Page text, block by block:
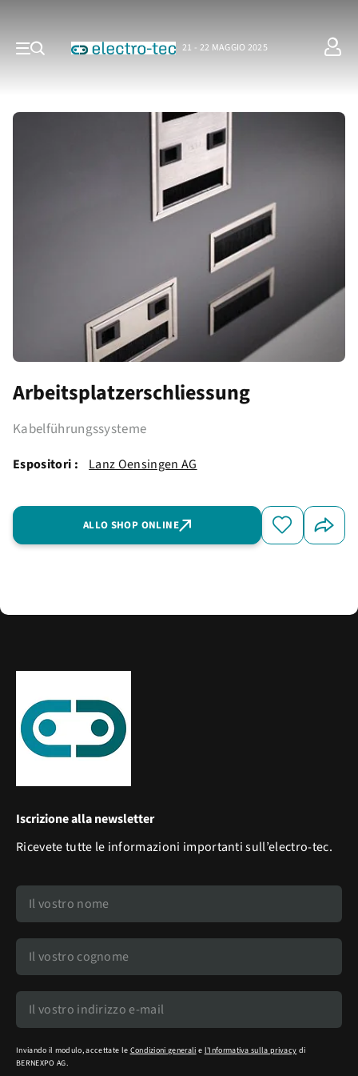
21 - 22 MAGGIO 2025
Arbeitsplatzerschliessung
Kabelführungssysteme
Espositori : Lanz Oensingen AG
ALLO SHOP ONLINE
Iscrizione alla newsletter
Ricevete tutte le informazioni importanti sull’electro-tec.
Inviando il modulo, accettate le Condizioni generali e l'Informativa sulla privacy di
BERNEXPO AG.